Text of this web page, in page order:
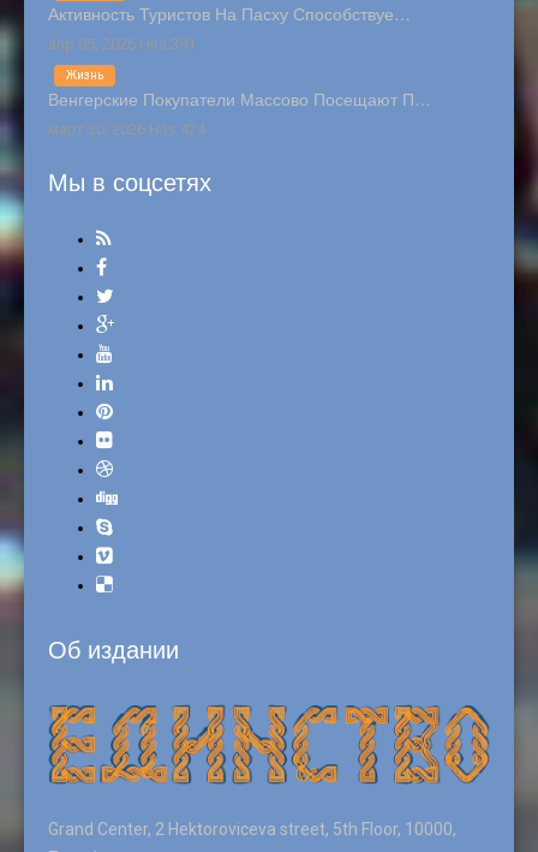
Активность Туристов На Пасху Способствуе…
апр 05, 2026 Hits:391
Венгерские Покупатели Массово Посещают П…
март 30, 2026 Hits:424
Жизнь
Мы в соцсетях
Об издании
Grand Center, 2 Hektoroviceva street, 5th Floor, 10000,